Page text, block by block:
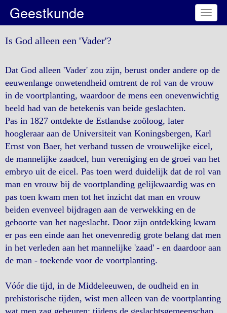
Toggle
Geestkunde
Is God alleen een 'Vader'?
Dat God alleen 'Vader' zou zijn, berust onder andere op de
eeuwenlange onwetendheid omtrent de rol van de vrouw
in de voortplanting, waardoor de mens een onevenwichtig
beeld had van de betekenis van beide geslachten.
Pas in 1827 ontdekte de Estlandse zoöloog, later
hoogleraar aan de Universiteit van Koningsbergen, Karl
Ernst von Baer, het verband tussen de vrouwelijke eicel,
de mannelijke zaadcel, hun vereniging en de groei van het
embryo uit de eicel. Pas toen werd duidelijk dat de rol van
man en vrouw bij de voortplanding gelijkwaardig was en
pas toen kwam men tot het inzicht dat man en vrouw
beiden evenveel bijdragen aan de verwekking en de
geboorte van het nageslacht. Door zijn ontdekking kwam
er pas een einde aan het onevenredig grote belang dat men
in het verleden aan het mannelijke 'zaad' - en daardoor aan
de man - toekende voor de voortplanting.
Vóór die tijd, in de Middeleeuwen, de oudheid en in
prehistorische tijden, wist men alleen van de voortplanting
wat men zag gebeuren: tijdens de geslachtsgemeenschap